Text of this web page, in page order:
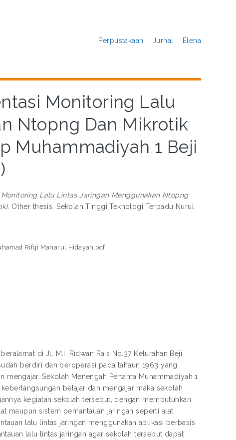
Perpustakaan Jurnal Elena
Monitoring Lalu
Ntopng Dan Mikrotik
Muhammadiyah 1 Beji
Lalu Lintas Jaringan Menggunakan Ntopng
Other thesis, Sekolah Tinggi Teknologi Terpadu Nurul
Rifqi Manarul Hidayah.pdf
di Jl. M.I. Ridwan Rais No.37 Kelurahan Beji
berdiri dan beroperasi pada tahaun 1963 yang
Sekolah Menengah Pertama Muhammadiyah 1
belajar dan mengajar maka sekolah
kegiatan sekolah tersebut, dengan membutuhkan
maupun sistem pemantauan jaringan seperti alat
lalu lintas jaringan menggunakan aplikasi berbasis
lalu lintas jaringan agar sekolah tersebut dapat